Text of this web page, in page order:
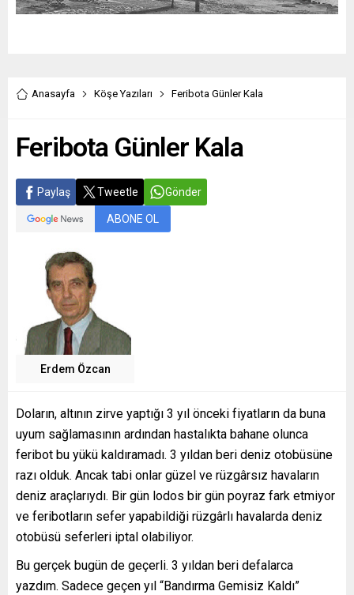
Anasayfa Köşe Yazıları Feribota Günler Kala
Feribota Günler Kala
Paylaş Tweetle Gönder
ABONE OL
Erdem Özcan
Doların, altının zirve yaptığı 3 yıl önceki fiyatların da buna
uyum sağlamasının ardından hastalıkta bahane olunca
feribot bu yükü kaldıramadı. 3 yıldan beri deniz otobüsüne
razı olduk. Ancak tabi onlar güzel ve rüzgârsız havaların
deniz araçlarıydı. Bir gün lodos bir gün poyraz fark etmiyor
ve feribotların sefer yapabildiği rüzgârlı havalarda deniz
otobüsü seferleri iptal olabiliyor.
Bu gerçek bugün de geçerli. 3 yıldan beri defalarca
yazdım. Sadece geçen yıl “Bandırma Gemisiz Kaldı”